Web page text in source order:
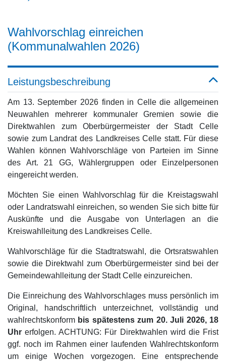
Wahlvorschlag einreichen
(Kommunalwahlen 2026)
Leistungsbeschreibung
Am 13. September 2026 finden in Celle die allgemeinen
Neuwahlen mehrerer kommunaler Gremien sowie die
Direktwahlen zum Oberbürgermeister der Stadt Celle
sowie zum Landrat des Landkreises Celle statt. Für diese
Wahlen können Wahlvorschläge von Parteien im Sinne
des Art. 21 GG, Wählergruppen oder Einzelpersonen
eingereicht werden.
Möchten Sie einen Wahlvorschlag für die Kreistagswahl
oder Landratswahl einreichen, so wenden Sie sich bitte für
Auskünfte und die Ausgabe von Unterlagen an die
Kreiswahlleitung des Landkreises Celle.
Wahlvorschläge für die Stadtratswahl, die Ortsratswahlen
sowie die Direktwahl zum Oberbürgermeister sind bei der
Gemeindewahlleitung der Stadt Celle einzureichen.
Die Einreichung des Wahlvorschlages muss persönlich im
Original, handschriftlich unterzeichnet, vollständig und
wahlrechtskonform bis spätestens zum 20. Juli 2026, 18
Uhr erfolgen. ACHTUNG: Für Direktwahlen wird die Frist
ggf. noch im Rahmen einer laufenden Wahlrechtskonform
um einige Wochen vorgezogen. Eine entsprechende